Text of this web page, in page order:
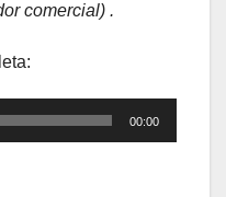
comercial) .
00:00